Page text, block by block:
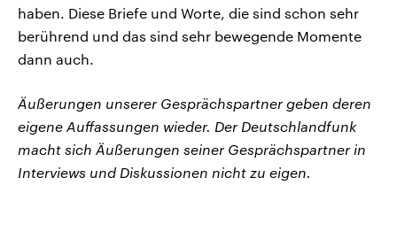
haben. Diese Briefe und Worte, die sind schon sehr
berührend und das sind sehr bewegende Momente
dann auch.
Äußerungen unserer Gesprächspartner geben deren
eigene Auffassungen wieder. Der Deutschlandfunk
macht sich Äußerungen seiner Gesprächspartner in
Interviews und Diskussionen nicht zu eigen.